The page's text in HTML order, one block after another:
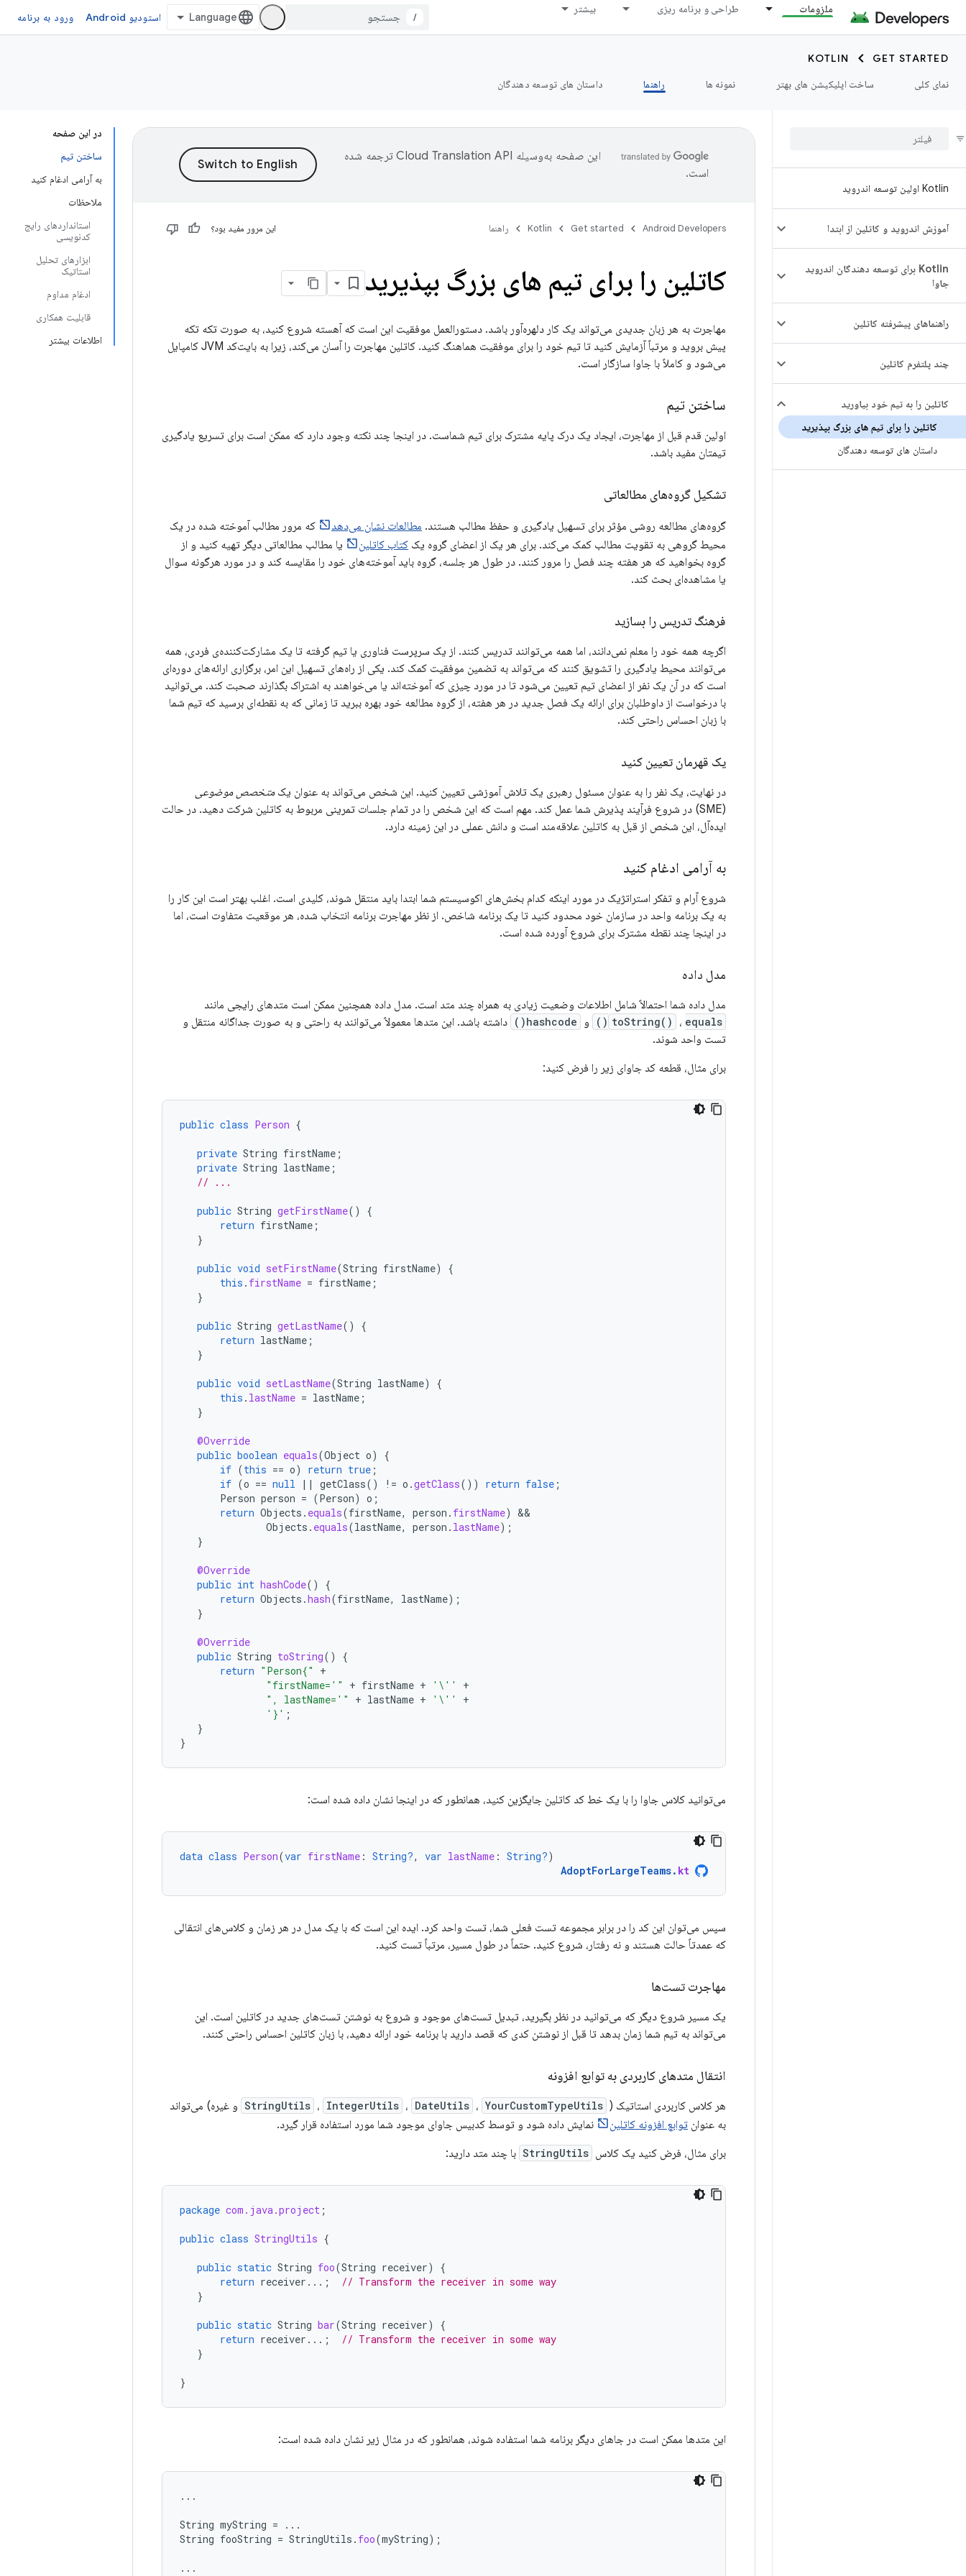
ملزومات طراحی و برنامه ریزی بیشتر
/ استودیو Android ورود به برنامه
GET STARTED
KOTLIN
نمای کلی
ساخت اپلیکیشن های بهتر نمونه ها راهنما داستان های توسعه دهندگان
Kotlin اولین توسعه اندروید
آموزش اندروید و کاتلین از ابتدا
Kotlin برای توسعه دهندگان اندروید
جاوا
راهنماهای پیشرفته کاتلین
چند پلتفرم کاتلین
کاتلین را به تیم خود بیاورید
کاتلین را برای تیم های بزرگ بپذیرید
داستان های توسعه دهندگان
در این صفحه
ساختن تیم
به آرامی ادغام کنید
ملاحظات
استانداردهای رایج
کدنویسی
ابزارهای تحلیل
استاتیک
ادغام مداوم
قابلیت همکاری
اطلاعات بیشتر
این صفحه به‌وسیله
ترجمه شده
است.
Android Developers
Get started
Kotlin راهنما این مرور مفید بود؟
کاتلین را برای تیم های بزرگ بپذیرید
مهاجرت به هر زبان جدیدی می‌تواند یک کار دلهره‌آور باشد. دستورالعمل موفقیت این است که آهسته شروع کنید، به صورت تکه تکه
پیش بروید و مرتباً آزمایش کنید تا تیم خود را برای موفقیت هماهنگ کنید. کاتلین مهاجرت را آسان می‌کند، زیرا به بایت‌کد JVM کامپایل
می‌شود و کاملاً با جاوا سازگار است.
ساختن تیم
اولین قدم قبل از مهاجرت، ایجاد یک درک پایه مشترک برای تیم شماست. در اینجا چند نکته وجود دارد که ممکن است برای تسریع یادگیری
تیمتان مفید باشد.
تشکیل گروه‌های مطالعاتی
گروه‌های مطالعه روشی مؤثر برای تسهیل یادگیری و حفظ مطالب هستند. مطالعات نشان می‌دهد
که مرور مطالب آموخته شده در یک
محیط گروهی به تقویت مطالب کمک می‌کند. برای هر یک از اعضای گروه یک کتاب کاتلین
یا مطالب مطالعاتی دیگر تهیه کنید و از
گروه بخواهید که هر هفته چند فصل را مرور کنند. در طول هر جلسه، گروه باید آموخته‌های خود را مقایسه کند و در مورد هرگونه سوال
یا مشاهده‌ای بحث کند.
فرهنگ تدریس را بسازید
اگرچه همه خود را معلم نمی‌دانند، اما همه می‌توانند تدریس کنند. از یک سرپرست فناوری یا تیم گرفته تا یک مشارکت‌کننده‌ی فردی، همه
می‌توانند محیط یادگیری را تشویق کنند که می‌تواند به تضمین موفقیت کمک کند. یکی از راه‌های تسهیل این امر، برگزاری ارائه‌های دوره‌ای
است که در آن یک نفر از اعضای تیم تعیین می‌شود تا در مورد چیزی که آموخته‌اند یا می‌خواهند به اشتراک بگذارند صحبت کند. می‌توانید
با درخواست از داوطلبان برای ارائه یک فصل جدید در هر هفته، از گروه مطالعه خود بهره ببرید تا زمانی که به نقطه‌ای برسید که تیم شما
با زبان احساس راحتی کند.
یک قهرمان تعیین کنید
در نهایت، یک نفر را به عنوان مسئول رهبری یک تلاش آموزشی تعیین کنید. این شخص می‌تواند به عنوان یک متخصص موضوعی
(SME) در شروع فرآیند پذیرش شما عمل کند. مهم است که این شخص را در تمام جلسات تمرینی مربوط به کاتلین شرکت دهید. در حالت
ایده‌آل، این شخص از قبل به کاتلین علاقه‌مند است و دانش عملی در این زمینه دارد.
به آرامی ادغام کنید
شروع آرام و تفکر استراتژیک در مورد اینکه کدام بخش‌های اکوسیستم شما ابتدا باید منتقل شوند، کلیدی است. اغلب بهتر است این کار را
به یک برنامه واحد در سازمان خود محدود کنید تا یک برنامه شاخص. از نظر مهاجرت برنامه انتخاب شده، هر موقعیت متفاوت است، اما
در اینجا چند نقطه مشترک برای شروع آورده شده است.
مدل داده
مدل داده شما احتمالاً شامل اطلاعات وضعیت زیادی به همراه چند متد است. مدل داده همچنین ممکن است متدهای رایجی مانند
toString() ، equals() و hashcode()
داشته باشد. این متدها معمولاً می‌توانند به راحتی و به صورت جداگانه منتقل و
تست واحد شوند.
برای مثال، قطعه کد جاوای زیر را فرض کنید:
public class Person {
private String firstName ;
private String lastName ;
// ...
public String getFirstName()
{
return firstName ;
}
public void setFirstName(String firstName)
{
this . firstName = firstName ;
}
public String getLastName()
{
return lastName ;
}
public void setLastName(String lastName)
{
this . lastName = lastName ;
}
@Override
public boolean equals(Object o)
{
if (this == o) return true ;
if (o == null || getClass() != o .getClass()) return false ;
Person person = (Person) o ;
return Objects . equals(firstName, person . firstName)
Objects . equals(lastName, person . lastName);
}
@Override
public int hashCode()
{
return Objects .hash(firstName, lastName);
}
@Override
public String toString()
{
return "Person{"
+
"firstName='"
+ firstName + '\''
+
", lastName='"
+ lastName + '\''
+
'}' ;
}
}
می‌توانید کلاس جاوا را با یک خط کد کاتلین جایگزین کنید، همانطور که در اینجا نشان داده شده است:
data class Person(var firstName : String?, var lastName : String?)
AdoptForLargeTeams. kt
سپس می‌توان این کد را در برابر مجموعه تست فعلی شما، تست واحد کرد. ایده این است که با یک مدل در هر زمان و کلاس‌های انتقالی
که عمدتاً حالت هستند و نه رفتار، شروع کنید. حتماً در طول مسیر، مرتباً تست کنید.
مهاجرت تست‌ها
یک مسیر شروع دیگر که می‌توانید در نظر بگیرید، تبدیل تست‌های موجود و شروع به نوشتن تست‌های جدید در کاتلین است. این
می‌تواند به تیم شما زمان بدهد تا قبل از نوشتن کدی که قصد دارید با برنامه خود ارائه دهید، با زبان کاتلین احساس راحتی کنند.
انتقال متدهای کاربردی به توابع افزونه
هر کلاس کاربردی استاتیک ( StringUtils ، IntegerUtils ، DateUtils ، YourCustomTypeUtils
و غیره) می‌تواند
به عنوان توابع افزونه کاتلین
نمایش داده شود و توسط کدبیس جاوای موجود شما مورد استفاده قرار گیرد.
برای مثال، فرض کنید یک کلاس StringUtils با چند متد دارید:
package com.java.project ;
public class StringUtils {
public static String foo(String receiver)
{
return receiver ...;
// Transform the receiver in some way
}
public static String bar(String receiver)
{
return receiver ...;
// Transform the receiver in some way
}
}
این متدها ممکن است در جاهای دیگر برنامه شما استفاده شوند، همانطور که در مثال زیر نشان داده شده است:
...
String myString =
...
String fooString = StringUtils . foo(myString);
...